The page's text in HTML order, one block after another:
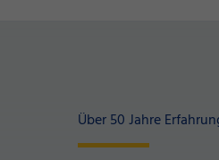
Über 50 Jahre